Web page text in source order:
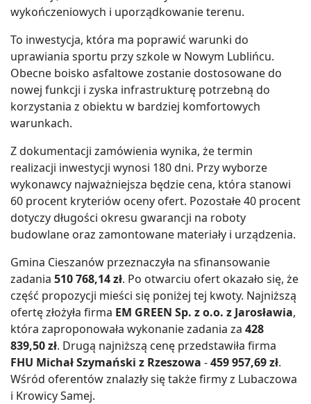
wykończeniowych i uporządkowanie terenu.
To inwestycja, która ma poprawić warunki do
uprawiania sportu przy szkole w Nowym Lublińcu.
Obecne boisko asfaltowe zostanie dostosowane do
nowej funkcji i zyska infrastrukturę potrzebną do
korzystania z obiektu w bardziej komfortowych
warunkach.
Z dokumentacji zamówienia wynika, że termin
realizacji inwestycji wynosi 180 dni. Przy wyborze
wykonawcy najważniejsza będzie cena, która stanowi
60 procent kryteriów oceny ofert. Pozostałe 40 procent
dotyczy długości okresu gwarancji na roboty
budowlane oraz zamontowane materiały i urządzenia.
Gmina Cieszanów przeznaczyła na sfinansowanie
zadania 510 768,14 zł. Po otwarciu ofert okazało się, że
część propozycji mieści się poniżej tej kwoty. Najniższą
ofertę złożyła firma EM GREEN Sp. z o.o. z Jarosławia,
która zaproponowała wykonanie zadania za 428
839,50 zł. Drugą najniższą cenę przedstawiła firma
FHU Michał Szymański z Rzeszowa -459 957,69 zł.
Wśród oferentów znalazły się także firmy z Lubaczowa
i Krowicy Samej.